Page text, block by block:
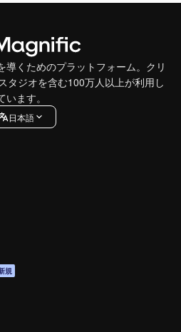
導くためのプラットフォーム。クリ
タジオを含む100万人以上が利用し
います。
日本語
規